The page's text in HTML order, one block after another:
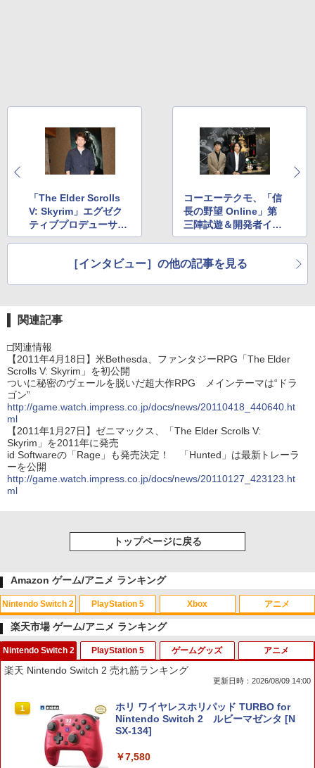
「The Elder Scrolls
V: Skyrim」エグゼク
ティブプロデューサー
Todd Howard氏イン
コーエーテクモ、「信
長の野望 Online」第
三陣試遊＆開発者イン
タビュー
［インタビュー］の他の記事を見る
関連記事
□関連情報
【2011年4月18日】米Bethesda、ファンタジーRPG「The Elder
Scrolls V: Skyrim」を初公開
ついに秘密のヴェールを脱いだ超大作RPG メインテーマは“ドラ
ゴン”
http://game.watch.impress.co.jp/docs/news/20110418_440640.ht
ml
【2011年1月27日】ゼニマックス、「The Elder Scrolls V:
Skyrim」を2011年に発売
id Softwareの「Rage」も発売決定！ 「Hunted」は最新トレーラ
ーを公開
http://game.watch.impress.co.jp/docs/news/20110127_423123.ht
ml
トップページに戻る
Amazon ゲーム/アニメ ランキング
Nintendo Switch 2
1
スプラトゥーン レイダース|オンライン
コード版
スプラトゥーン レイダース -Switch2
PlayStation 5
1
PlayStation 5 デジタル・エディション
日本語専用 Console Language: Japan
ese only (CFI-2200B01)
￥55,000
Beast of Reincarnation -PS5 【特典】
Xbox
1
【純正品】Xbox ワイヤレス コントロー
ラー + USB-C® ケーブル
ラー (ロボット ホワイト)
アニメ
1
劇場版「鬼滅の刃」無限城編 第一章 猗
窩座再来 通常版 [Blu-ray]
劇場版「鬼滅の刃」無限城編 第一章 猗
楽天市場 ゲーム/アニメ ランキング
Nintendo Switch 2
楽天 Nintendo Switch 2 売れ筋ランキング
更新日時：2026/08/09 14:00
1
ホリ ワイヤレスホリパッド TURBO for
Nintendo Switch 2 ルビーマゼンタ [N
SX-134]
￥7,580
PlayStation 5 ゲームグッズ アニメ